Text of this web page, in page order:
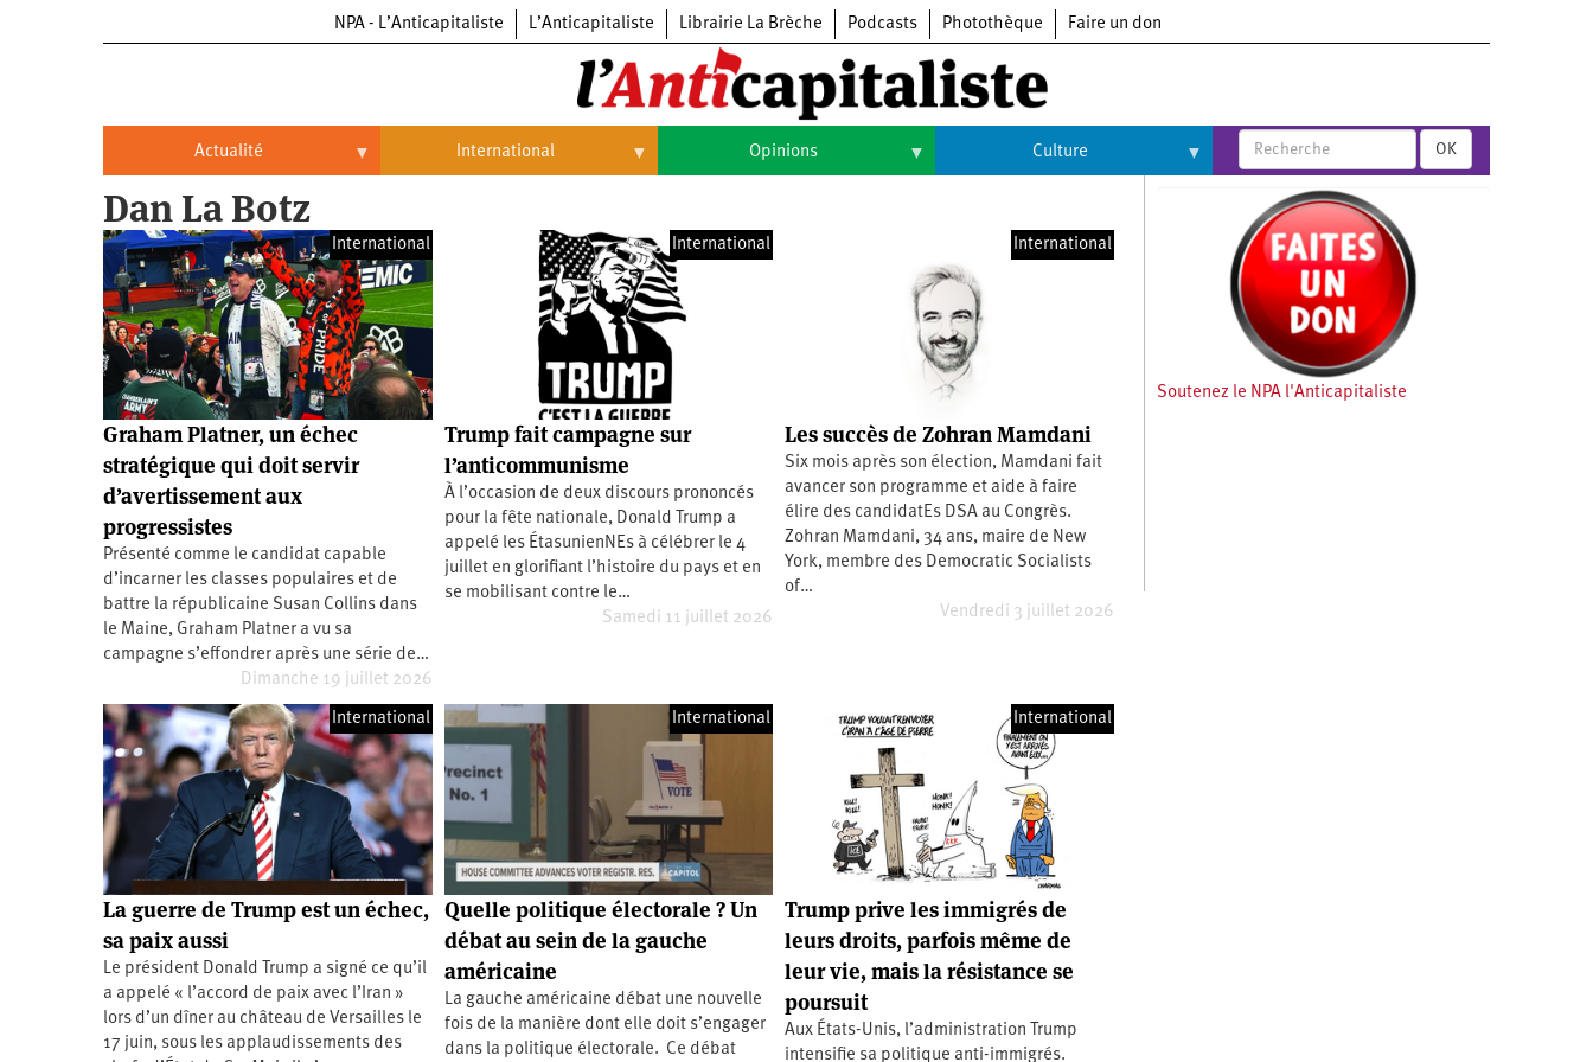
NPA - L’Anticapitaliste L’Anticapitaliste Librairie La Brèche Podcasts Photothèque Faire un don
Actualité
Actualité
Politique
Entreprises
Entreprises
Automobile
Aéronautique
Commerce
Hôpitaux
SNCF
Services
publics
Oppressions
Oppressions
Antiracisme
Féminisme
LGBTI
Économie
Écologie
Éducation
Santé
Vidéos
Dans
mon
International
Brésil
Chine
Unis
Continents
Afrique
Amérique
Nord
Amérique
Asie
Europe
Moyen-
Orient
Océanie
Opinions
Histoire
Culture
Cinéma
Expositions
Musique
OK
Dan La Botz
International
Graham Platner, un échec
stratégique qui doit servir
d’avertissement aux
progressistes
Présenté comme le candidat capable
d’incarner les classes populaires et de
battre la républicaine Susan Collins dans
le Maine, Graham Platner a vu sa
campagne s’effondrer après une série de…
Dimanche 19 juillet 2026
International
Trump fait campagne sur
l’anticommunisme
À l’occasion de deux discours prononcés
pour la fête nationale, Donald Trump a
appelé les ÉtasunienNEs à célébrer le 4
juillet en glorifiant l’histoire du pays et en
se mobilisant contre le…
Samedi 11 juillet 2026
International
Les succès de Zohran Mamdani
Six mois après son élection, Mamdani fait
avancer son programme et aide à faire
élire des candidatEs DSA au Congrès.
Zohran Mamdani, 34 ans, maire de New
York, membre des Democratic Socialists
of…
Vendredi 3 juillet 2026
International
La guerre de Trump est un échec,
sa paix aussi
Le président Donald Trump a signé ce qu’il
a appelé « l’accord de paix avec l’Iran »
lors d’un dîner au château de Versailles le
17 juin, sous les applaudissements des
International
Quelle politique électorale ? Un
débat au sein de la gauche
américaine
La gauche américaine débat une nouvelle
fois de la manière dont elle doit s’engager
dans la politique électorale. Ce débat
International
Trump prive les immigrés de
leurs droits, parfois même de
leur vie, mais la résistance se
poursuit
Aux États-Unis, l’administration Trump
intensifie sa politique anti-immigrés.
Soutenez le NPA l'Anticapitaliste